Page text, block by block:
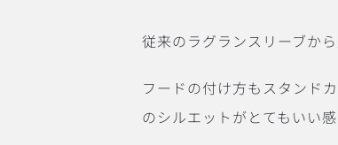
従来のラグランスリーブか
フードの付け方もスタンド
のシルエットがとてもいい感